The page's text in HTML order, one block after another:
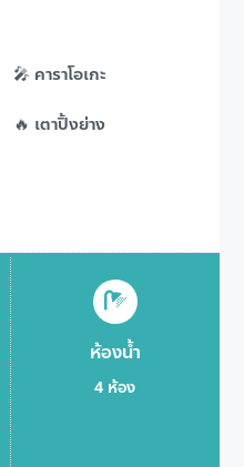
🎤 คาราโอเกะ
🔥 เตาปิ้งย่าง
ห้องน้ำ
4 ห้อง